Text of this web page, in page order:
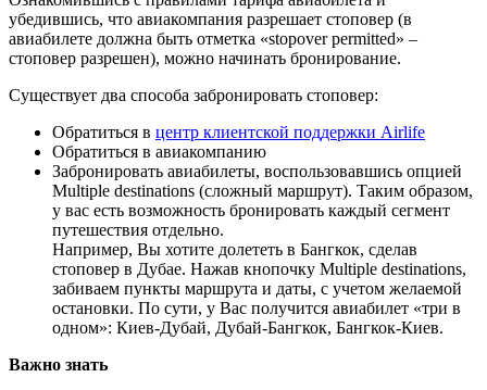
убедившись, что авиакомпания разрешает стоповер (в
авиабилете должна быть отметка «stopover permitted» –
стоповер разрешен), можно начинать бронирование.
Существует два способа забронировать стоповер:
Обратиться в центр клиентской поддержки Airlife
Обратиться в авиакомпанию
Забронировать авиабилеты, воспользовавшись опцией
Multiple destinations (сложный маршрут). Таким образом,
у вас есть возможность бронировать каждый сегмент
путешествия отдельно.
Например, Вы хотите долететь в Бангкок, сделав
стоповер в Дубае. Нажав кнопочку Multiple destinations,
забиваем пункты маршрута и даты, с учетом желаемой
остановки. По сути, у Вас получится авиабилет «три в
одном»: Киев-Дубай, Дубай-Бангкок, Бангкок-Киев.
Важно знать